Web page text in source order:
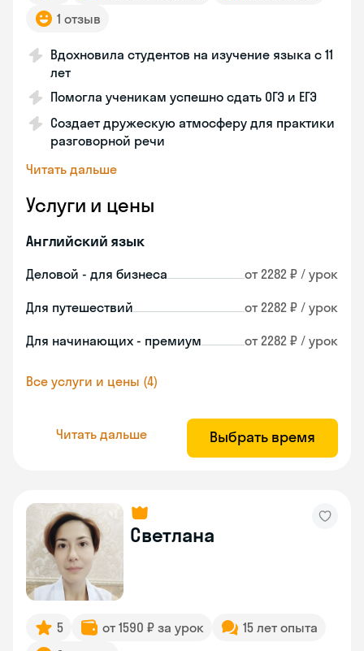
1 отзыв
Вдохновила студентов на изучение языка с 11
лет
Помогла ученикам успешно сдать ОГЭ и ЕГЭ
Создает дружескую атмосферу для практики
разговорной речи
Читать дальше
Услуги и цены
Английский язык
Деловой - для бизнеса от 2282 ₽ / урок
Для путешествий от 2282 ₽ / урок
Для начинающих - премиум от 2282 ₽ / урок
Все услуги и цены (4)
Читать дальше Выбрать время
Светлана
5 от 1590 ₽ за урок
15 лет опыта